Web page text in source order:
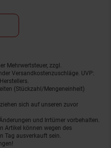
Mehrwertsteuer, zzgl.
Versandkostenzuschläge. UVP:
(Stückzahl/Mengeneinheit)
sich auf unseren zuvor
und Irrtümer vorbehalten.
Artikel können wegen des
Tag ausverkauft sein.